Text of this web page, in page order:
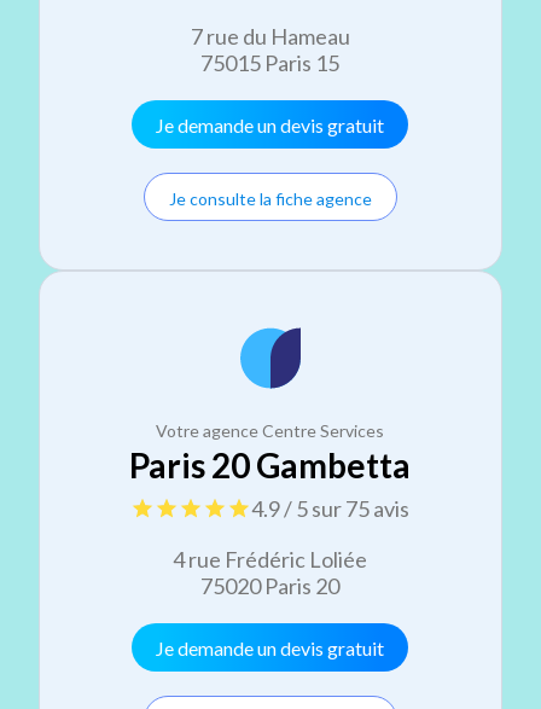
7 rue du Hameau
75015 Paris 15
Je demande un devis gratuit
Je consulte la fiche agence
Votre agence Centre Services
Paris 20 Gambetta
4.9 / 5 sur 75 avis
4 rue Frédéric Loliée
75020 Paris 20
Je demande un devis gratuit